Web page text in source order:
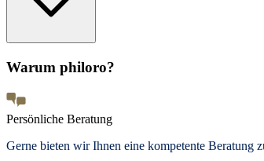
Warum philoro?
Persönliche Beratung
Gerne bieten wir Ihnen eine kompetente Beratung